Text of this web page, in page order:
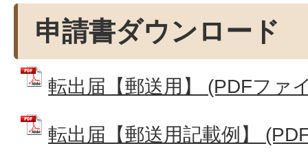
申請書ダウンロード
転出届【郵送用】 (PDFファ
転出届【郵送用記載例】